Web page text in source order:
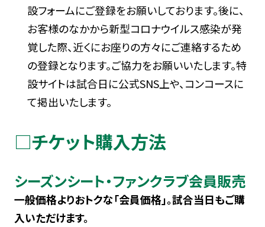
設フォームにご登録をお願いしております。後に、
お客様のなかから新型コロナウイルス感染が発
覚した際、近くにお座りの方々にご連絡するため
の登録となります。ご協力をお願いいたします。特
設サイトは試合日に公式SNS上や、コンコースに
て掲出いたします。
□チケット購入方法
シーズンシート・ファンクラブ会員販売
一般価格よりおトクな「会員価格」。試合当日もご購
入いただけます。